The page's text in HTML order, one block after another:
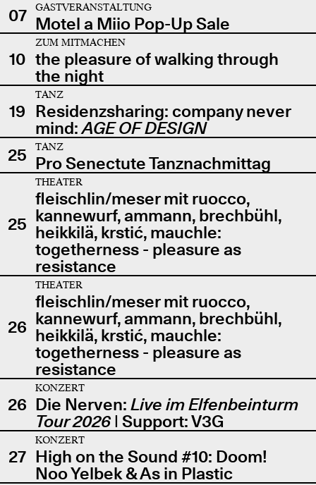
07
GASTVERANSTALTUNG
Motel a Miio Pop-Up Sale
10
ZUM MITMACHEN
the pleasure of walking through
the night
19
TANZ
Residenzsharing: company never
mind:AGE OF DESIGN
25
TANZ
Pro Senectute Tanznachmittag
25
THEATER
fleischlin/meser mit ruocco,
kannewurf, ammann, brechbühl,
heikkilä, krstić, mauchle:
togetherness - pleasure as
resistance
26
THEATER
fleischlin/meser mit ruocco,
kannewurf, ammann, brechbühl,
heikkilä, krstić, mauchle:
togetherness - pleasure as
resistance
26
KONZERT
Die Nerven: Live im Elfenbeinturm
Tour 2026| Support: V3G
27
KONZERT
High on the Sound #10: Doom!
Noo Yelbek & As in Plastic